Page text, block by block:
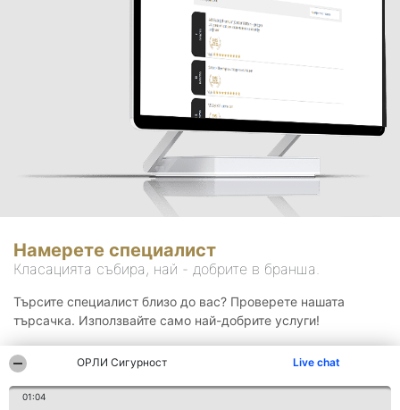
ОРЛИ Сигурност Live chat
01:04
Намерете специалист
Класацията събира, най - добрите в бранша.
Търсите специалист близо до вас? Проверете нашата
търсачка. Използвайте само най-добрите услуги!